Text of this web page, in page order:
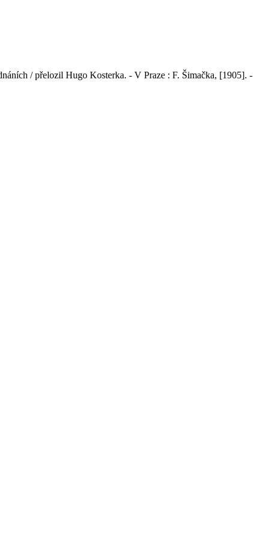
/ přelozil Hugo Kosterka. - V Praze : F. Šimačka, [1905]. -